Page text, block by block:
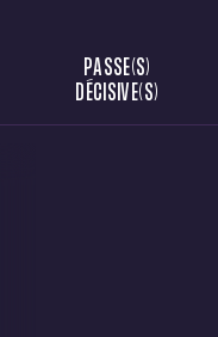
PASSE(S)
DÉCISIVE(S)